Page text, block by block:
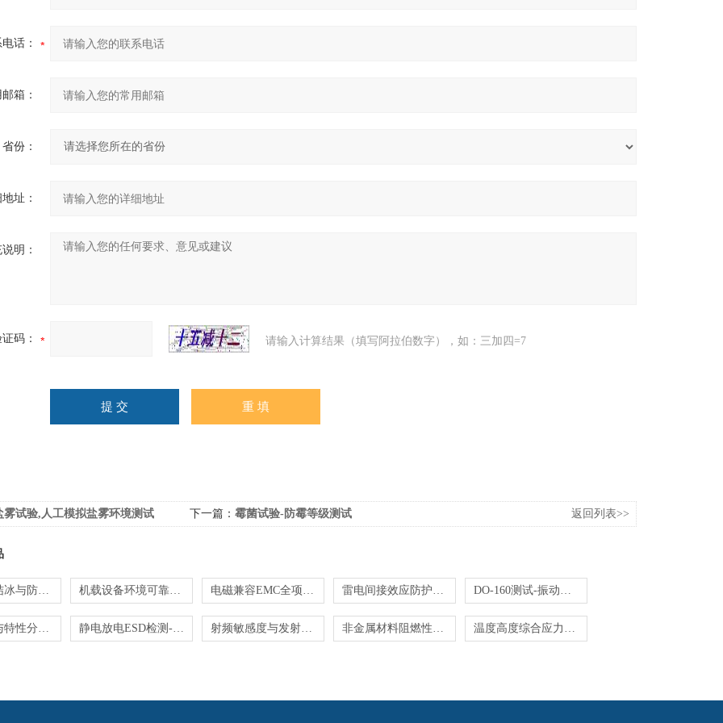
话：
箱：
省份：
址：
明：
码： 请输入计算结果（填写阿拉伯数字），如：三加四=7
雾试验,人工模拟盐雾环境测试 下一篇： 霉菌试验-防霉等级测试 返回列表>>
环境模拟结冰与防雾验证-RTCA DO-160测试 机载设备环境可靠性-RTCA DO-160符合性测试 电磁兼容EMC全项-RTCA DO-160符合性测试 雷电间接效应防护-RTCA DO-160符合性测试 DO-160测试-振动冲击功能性-专家团队测试
电源输入与特性分析-RTCA DO-160定制测试 静电放电ESD检测-RTCA DO-160符合性测试 射频敏感度与发射-RTCA DO-160机载系统试验 非金属材料阻燃性-RTCA DO-160测试 温度高度综合应力试验-RTCA DO-160测试